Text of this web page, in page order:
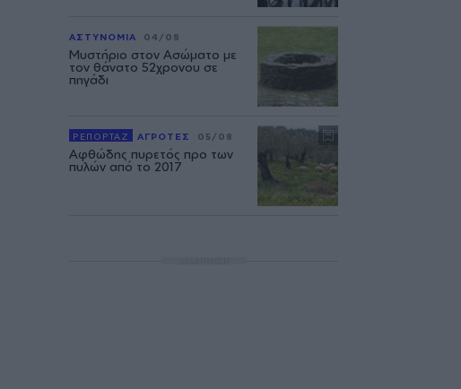
ΑΣΤΥΝΟΜΙΑ 04/08
Μυστήριο στον Ασώματο με
τον θάνατο 52χρονου σε
πηγάδι
ΡΕΠΟΡΤΑΖ ΑΓΡΟΤΕΣ 05/08
Αφθώδης πυρετός προ των
πυλών από το 2017